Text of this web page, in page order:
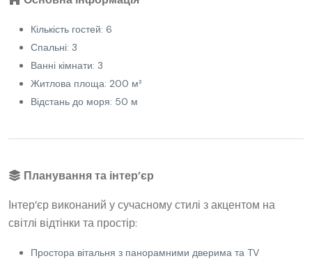
Кількість гостей: 6
Спальні: 3
Ванні кімнати: 3
Житлова площа: 200 м²
Відстань до моря: 50 м
Планування та інтер’єр
Інтер’єр виконаний у сучасному стилі з акцентом на
світлі відтінки та простір:
Простора вітальня з панорамними дверима та TV